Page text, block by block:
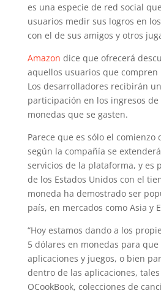
es una especie de red social
usuarios medir sus logros en
con el de sus amigos y otros
Amazon dice que ofrecerá
aquellos usuarios que compren
Los desarrolladores recibirán
participación en los ingresos
monedas que se gasten.
Parece que es sólo el comienzo
según la compañía se
servicios de la plataforma, y es
de los Estados Unidos con el
moneda ha demostrado ser
país, en mercados como Asia y
“Hoy estamos dando a los
5 dólares en monedas para
aplicaciones y juegos, o bien
dentro de las aplicaciones,
OCookBook, colecciones de